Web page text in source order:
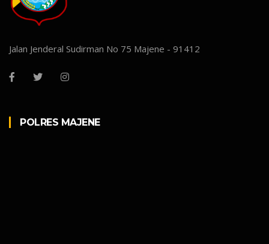
Jalan Jenderal Sudirman No 75 Majene - 91412
POLRES MAJENE